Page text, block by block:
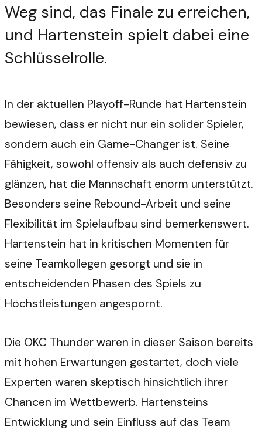
Weg sind, das Finale zu erreichen,
und Hartenstein spielt dabei eine
Schlüsselrolle.
In der aktuellen Playoff-Runde hat Hartenstein
bewiesen, dass er nicht nur ein solider Spieler,
sondern auch ein Game-Changer ist. Seine
Fähigkeit, sowohl offensiv als auch defensiv zu
glänzen, hat die Mannschaft enorm unterstützt.
Besonders seine Rebound-Arbeit und seine
Flexibilität im Spielaufbau sind bemerkenswert.
Hartenstein hat in kritischen Momenten für
seine Teamkollegen gesorgt und sie in
entscheidenden Phasen des Spiels zu
Höchstleistungen angespornt.
Die OKC Thunder waren in dieser Saison bereits
mit hohen Erwartungen gestartet, doch viele
Experten waren skeptisch hinsichtlich ihrer
Chancen im Wettbewerb. Hartensteins
Entwicklung und sein Einfluss auf das Team